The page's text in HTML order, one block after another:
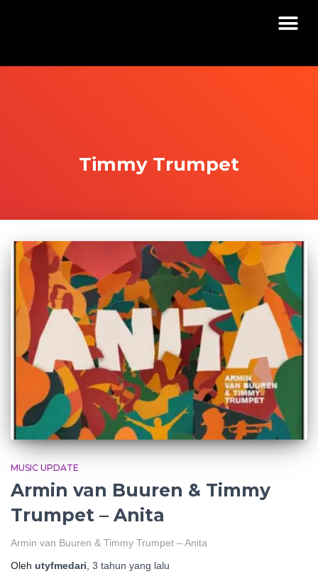
Timmy Trumpet
MUSIC UPDATE
Armin van Buuren & Timmy
Trumpet – Anita
Armin van Buuren & Timmy Trumpet – Anita
Oleh utyfmedari 3 tahun yang lalu